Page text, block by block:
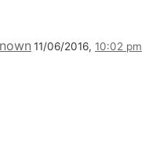
11/06/2016, 10:02 pm